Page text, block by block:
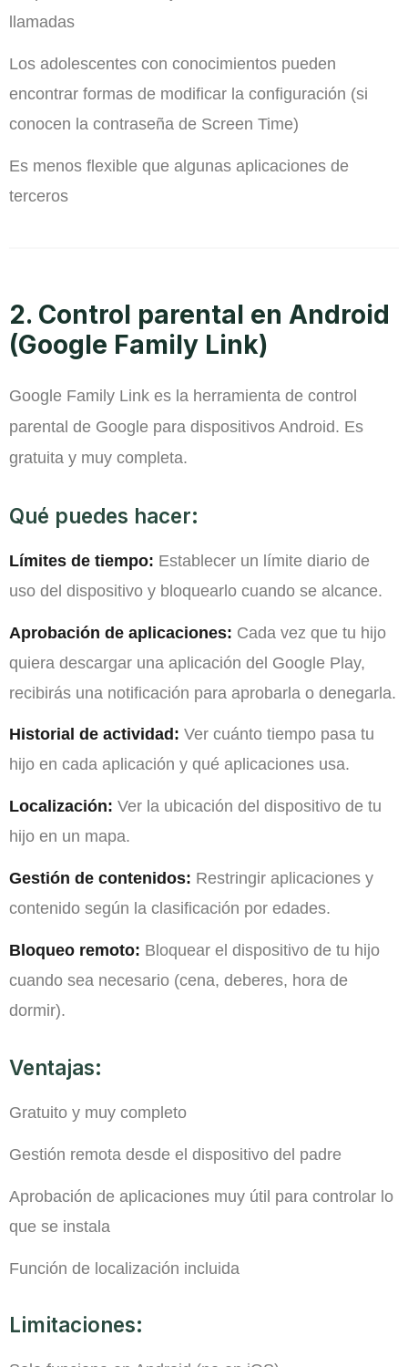
llamadas
Los adolescentes con conocimientos pueden
encontrar formas de modificar la configuración (si
conocen la contraseña de Screen Time)
Es menos flexible que algunas aplicaciones de
terceros
2. Control parental en Android
(Google Family Link)
Google Family Link es la herramienta de control
parental de Google para dispositivos Android. Es
gratuita y muy completa.
Qué puedes hacer:
Límites de tiempo: Establecer un límite diario de
uso del dispositivo y bloquearlo cuando se alcance.
Aprobación de aplicaciones: Cada vez que tu hijo
quiera descargar una aplicación del Google Play,
recibirás una notificación para aprobarla o denegarla.
Historial de actividad: Ver cuánto tiempo pasa tu
hijo en cada aplicación y qué aplicaciones usa.
Localización: Ver la ubicación del dispositivo de tu
hijo en un mapa.
Gestión de contenidos: Restringir aplicaciones y
contenido según la clasificación por edades.
Bloqueo remoto: Bloquear el dispositivo de tu hijo
cuando sea necesario (cena, deberes, hora de
dormir).
Ventajas:
Gratuito y muy completo
Gestión remota desde el dispositivo del padre
Aprobación de aplicaciones muy útil para controlar lo
que se instala
Función de localización incluida
Limitaciones: